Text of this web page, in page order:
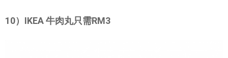
10）IKEA 牛肉丸只需RM3